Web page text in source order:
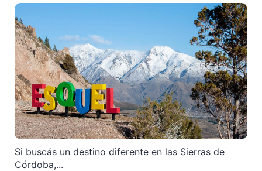
Si buscás un destino diferente en las Sierras de
Córdoba,...